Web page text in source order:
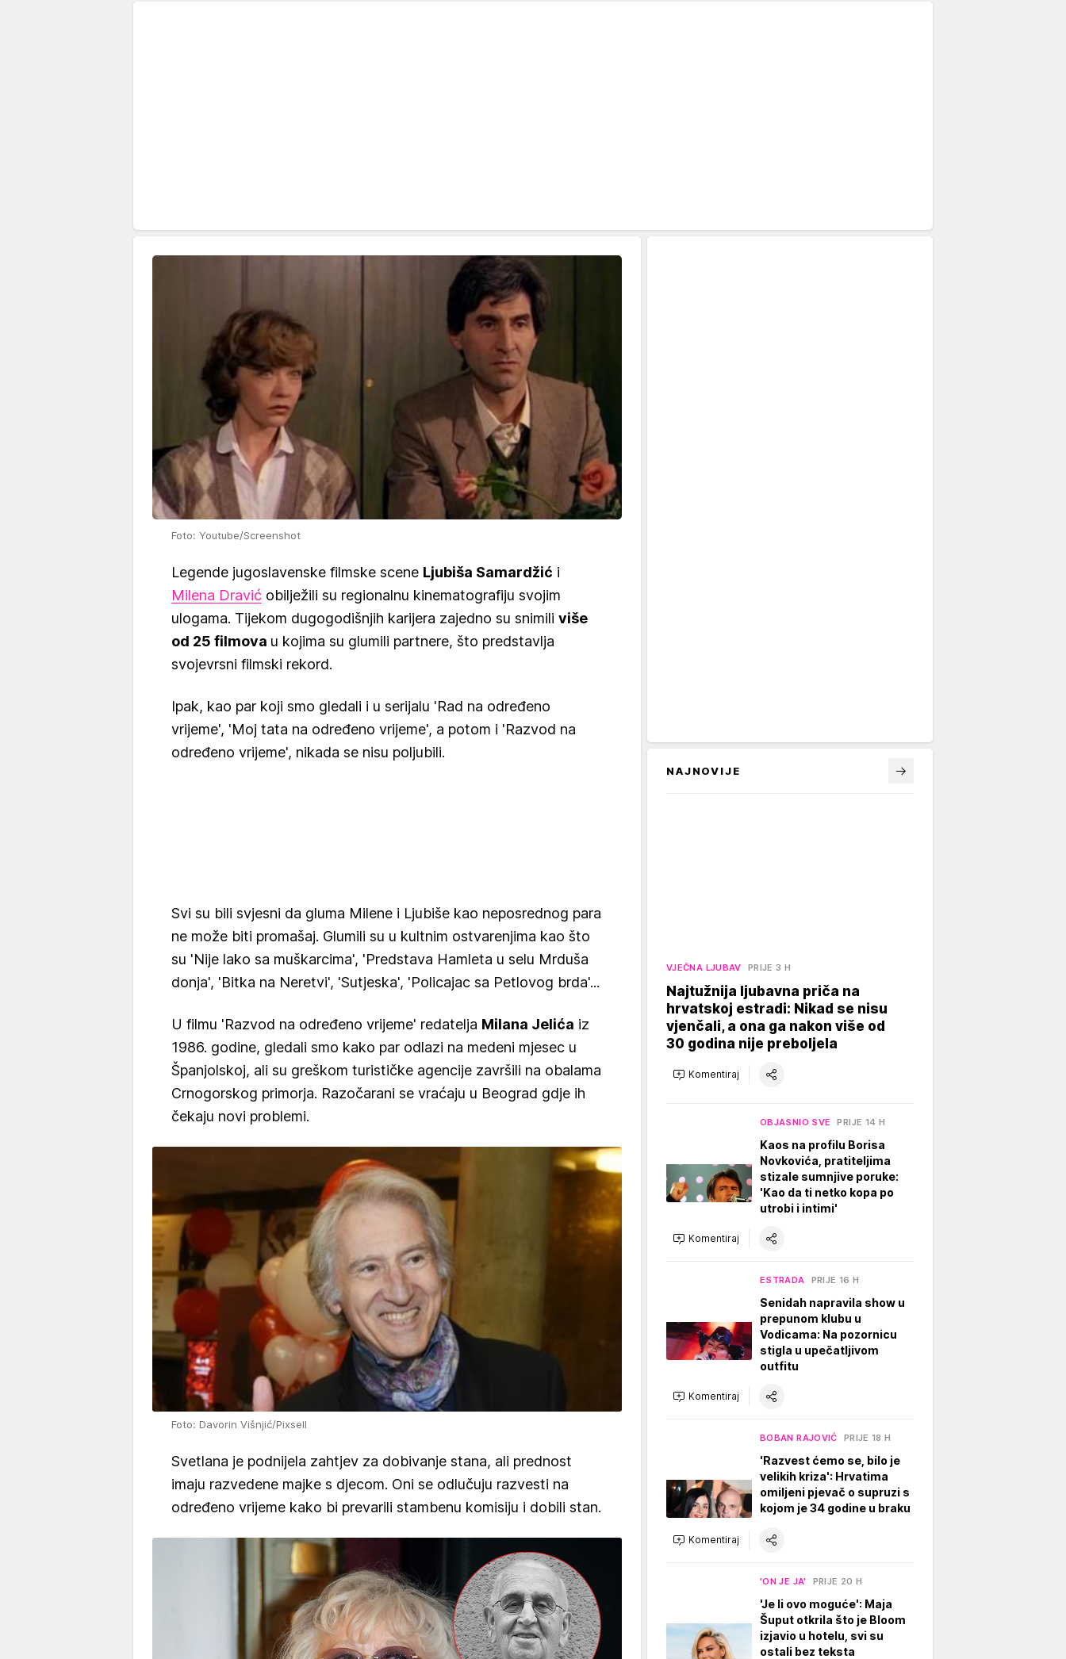
Foto: Youtube/Screenshot
Legende jugoslavenske filmske scene Ljubiša Samardžić i
Milena Dravić obilježili su regionalnu kinematografiju svojim
ulogama. Tijekom dugogodišnjih karijera zajedno su snimili više
od 25 filmova u kojima su glumili partnere, što predstavlja
svojevrsni filmski rekord.
Ipak, kao par koji smo gledali i u serijalu 'Rad na određeno
vrijeme', 'Moj tata na određeno vrijeme', a potom i 'Razvod na
određeno vrijeme', nikada se nisu poljubili.
Svi su bili svjesni da gluma Milene i Ljubiše kao neposrednog para
ne može biti promašaj. Glumili su u kultnim ostvarenjima kao što
su 'Nije lako sa muškarcima', 'Predstava Hamleta u selu Mrduša
donja', 'Bitka na Neretvi', 'Sutjeska', 'Policajac sa Petlovog brda'...
U filmu 'Razvod na određeno vrijeme' redatelja Milana Jelića iz
1986. godine, gledali smo kako par odlazi na medeni mjesec u
Španjolskoj, ali su greškom turističke agencije završili na obalama
Crnogorskog primorja. Razočarani se vraćaju u Beograd gdje ih
čekaju novi problemi.
Foto: Davorin Višnjić/Pixsell
Svetlana je podnijela zahtjev za dobivanje stana, ali prednost
imaju razvedene majke s djecom. Oni se odlučuju razvesti na
određeno vrijeme kako bi prevarili stambenu komisiju i dobili stan.
NAJNOVIJE
VJEČNA LJUBAV PRIJE 3 H
Najtužnija ljubavna priča na
hrvatskoj estradi: Nikad se nisu
vjenčali, a ona ga nakon više od
30 godina nije preboljela
Komentiraj
OBJASNIO SVE PRIJE 14 H
Kaos na profilu Borisa
Novkovića, pratiteljima
stizale sumnjive poruke:
'Kao da ti netko kopa po
utrobi i intimi'
Komentiraj
ESTRADA PRIJE 16 H
Senidah napravila show u
prepunom klubu u
Vodicama: Na pozornicu
stigla u upečatljivom
outfitu
Komentiraj
BOBAN RAJOVIĆ PRIJE 18 H
'Razvest ćemo se, bilo je
velikih kriza': Hrvatima
omiljeni pjevač o supruzi s
kojom je 34 godine u braku
Komentiraj
'ON JE JA' PRIJE 20 H
'Je li ovo moguće': Maja
Šuput otkrila što je Bloom
izjavio u hotelu, svi su
ostali bez teksta